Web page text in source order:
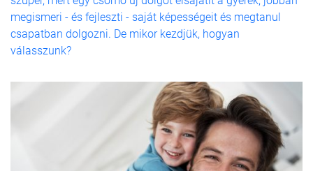
megismeri - és fejleszti - saját képességeit és megtanul
csapatban dolgozni. De mikor kezdjük, hogyan
válasszunk?